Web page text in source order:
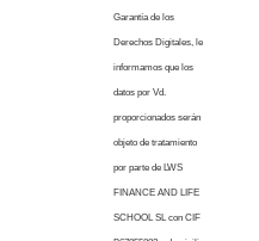
Garantía de los
Derechos Digitales, le
informamos que los
datos por Vd.
proporcionados serán
objeto de tratamiento
por parte de LWS
FINANCE AND LIFE
SCHOOL SL con CIF